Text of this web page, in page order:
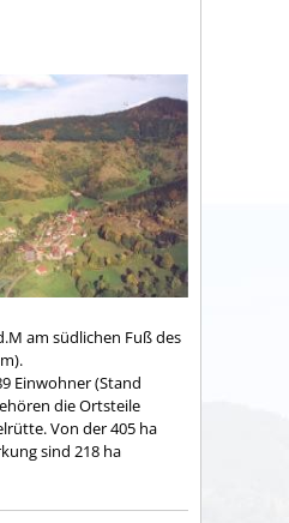
am südlichen Fuß des
Einwohner (Stand
die Ortsteile
Von der 405 ha
sind 218 ha